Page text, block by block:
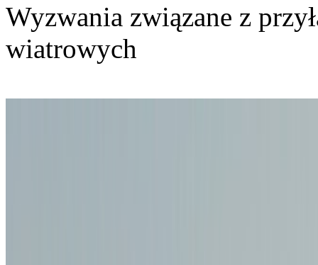
Wyzwania związane z
wiatrowych